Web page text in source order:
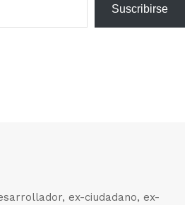
Suscribirse
ex-ciudadano, ex-